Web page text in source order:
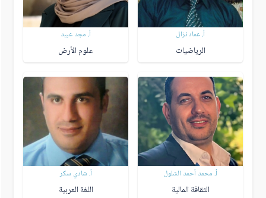
أ. عماد نزال
الرياضيات
أ. مجد عبيد
علوم الأرض
أ. محمد أحمد الشلول
الثقافة المالية
أ. شادي سكر
اللغة العربية